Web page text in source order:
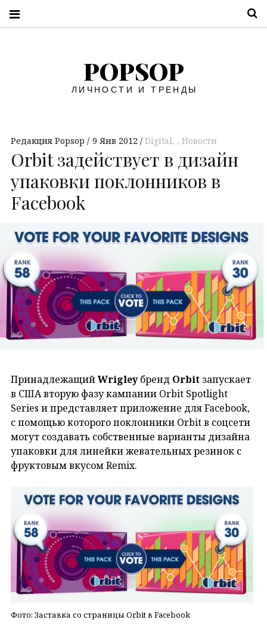
POPSOP
ЛИЧНОСТИ И ТРЕНДЫ
Редакция Popsop 9 Янв 2012 Digital, Новости
Orbit задействует в дизайн
упаковки поклонников в
Facebook
ПринадлежащийWrigleyбренд Orbit запускает
в США вторую фазу кампании Orbit Spotlight
Series и представляет приложение для Facebook,
с помощью которого поклонники Orbit в соцсети
могут создавать собственные варианты дизайна
упаковки для линейки жевательных резинок с
фруктовым вкусом Remix.
Фото: Заставка со страницы Orbit в Facebook